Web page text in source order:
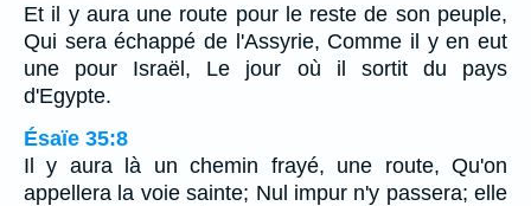
Et il y aura une route pour le reste de son peuple,
Qui sera échappé de l'Assyrie, Comme il y en eut
une pour Israël, Le jour où il sortit du pays
d'Egypte.
Ésaïe 35:8
Il y aura là un chemin frayé, une route, Qu'on
appellera la voie sainte; Nul impur n'y passera; elle